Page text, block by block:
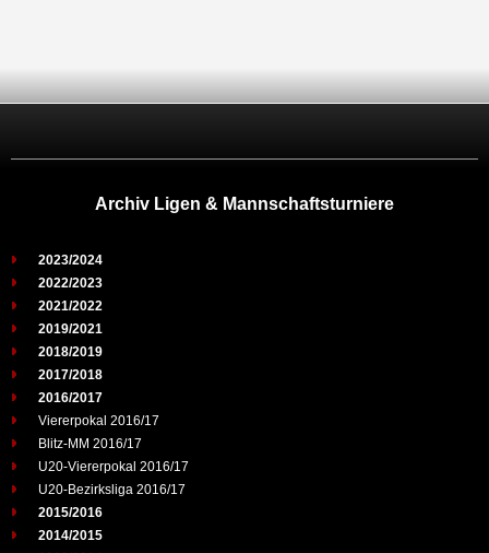
Archiv Ligen & Mannschaftsturniere
2023/2024
2022/2023
2021/2022
2019/2021
2018/2019
2017/2018
2016/2017
Viererpokal 2016/17
Blitz-MM 2016/17
U20-Viererpokal 2016/17
U20-Bezirksliga 2016/17
2015/2016
2014/2015